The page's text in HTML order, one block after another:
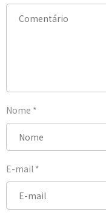
Nome *
E-mail *